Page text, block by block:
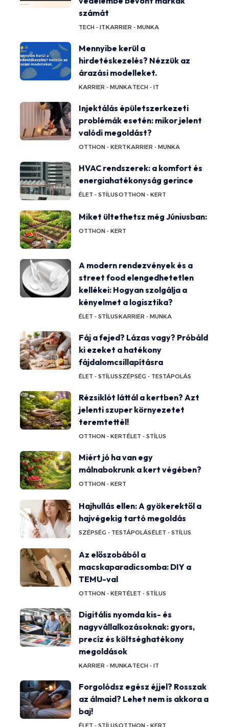
számát
TECH - ITKARRIER - MUNKA
Mennyibe kerül a
hirdetéskezelés? Nézzük az
árazási modelleket.
KARRIER - MUNKATECH - IT
Injektálás épületszerkezeti
problémák esetén: mikor jelent
valódi megoldást?
OTTHON - KERTKARRIER - MUNKA
HVAC rendszerek: a komfort és
energiahatékonyság gerince
ÉLET - STÍLUSOTTHON - KERT
Miket ültethetsz még Júniusban:
OTTHON - KERT
A modern rendezvények és a
street food elengedhetetlen
kellékei: Hogyan szolgálja a
kényelmet a logisztika?
ÉLET - STÍLUSKARRIER - MUNKA
Fáj a fejed? Lázas vagy? Próbáld
ki ezeket a hatékony
fájdalomcsillapításra
ÉLET - STÍLUSSZÉPSÉG - TESTÁPOLÁS
Rézsiklót láttál a kertben? Azt
jelenti szuper környezetet
teremtettél!
OTTHON - KERTÉLET - STÍLUS
Miért jó ha van egy
málnabokrunk a kert végében?
OTTHON - KERT
Hajhullás ellen: A gyökerektől a
hajvégekig tartó megoldás
SZÉPSÉG - TESTÁPOLÁSÉLET - STÍLUS
Az előszobából a
macskaparadicsomba: DIY a
TEMU-val
OTTHON - KERTÉLET - STÍLUS
Digitális nyomda kis- és
nagyvállalkozásoknak: gyors,
precíz és költséghatékony
megoldások
KARRIER - MUNKATECH - IT
Forgolódsz egész éjjel? Rosszak
az álmaid? Lehet nem is akkora a
baj!
ÉLET - STÍLUSOTTHON - KERT